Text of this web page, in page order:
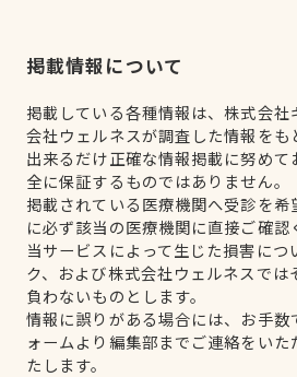
掲載情報について
掲載している各種情報は、株式会社
会社ウェルネスが調査した情報をも
出来るだけ正確な情報掲載に努め
全に保証するものではありません。
掲載されている医療機関へ受診を
に必ず該当の医療機関に直接ご確認
当サービスによって生じた損害につ
ク、および株式会社ウェルネスでは
負わないものとします。
情報に誤りがある場合には、お手数
ォームより編集部までご連絡をい
たします。